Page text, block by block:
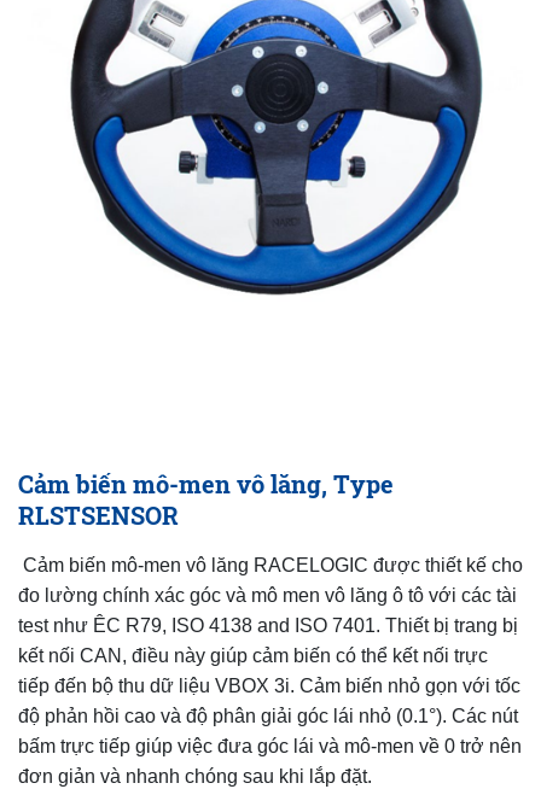
Cảm biến mô-men vô lăng, Type
RLSTSENSOR
Cảm biến mô-men vô lăng RACELOGIC được thiết kế cho
đo lường chính xác góc và mô men vô lăng ô tô với các tài
test như ÊC R79, ISO 4138 and ISO 7401. Thiết bị trang bị
kết nối CAN, điều này giúp cảm biến có thể kết nối trực
tiếp đến bộ thu dữ liệu VBOX 3i. Cảm biến nhỏ gọn với tốc
độ phản hồi cao và độ phân giải góc lái nhỏ (0.1°). Các nút
bấm trực tiếp giúp việc đưa góc lái và mô-men về 0 trở nên
đơn giản và nhanh chóng sau khi lắp đặt.